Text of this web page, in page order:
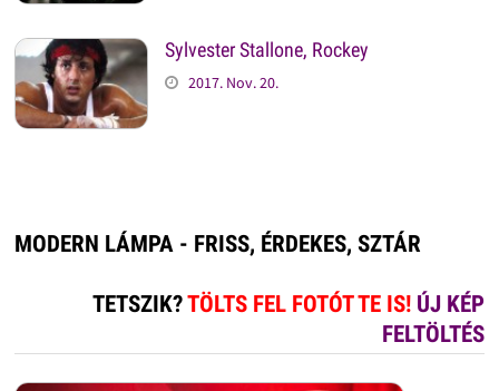
Sylvester Stallone, Rockey
2017. Nov. 20.
MODERN LÁMPA - FRISS, ÉRDEKES, SZTÁR
TETSZIK?TÖLTS FEL FOTÓT TE IS! ÚJ KÉP
FELTÖLTÉS